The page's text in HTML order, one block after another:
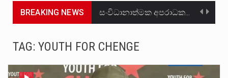
BREAKING NEWS සංවිධානාත්මක අපරාධකරුවකු වන ලොකු පැටිගේ ප්‍රධාන වෙඩික්කරු බවට සැක කරන ගිං ගඟේ ගිල්වා මරා දමා…
TAG: YOUTH FOR CHENGE